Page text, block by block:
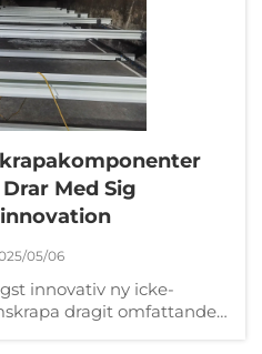
Med Sig
05/06
innovativ ny icke-
dragit omfattande